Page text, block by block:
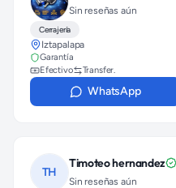
Sin reseñas aún
Cerrajería
Iztapalapa
Garantía
Efectivo
Transfer.
WhatsApp
TH
Timoteo hernandez
Sin reseñas aún